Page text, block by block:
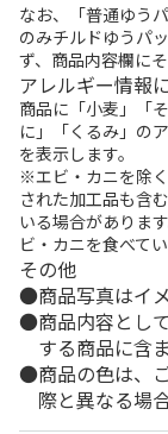
なお、「普通ゆう
のみチルドゆうパ
ず、商品内容欄に
アレルギー情報
商品に「小麦」「
に」「くるみ」の
を表示します。
※エビ・カニを除
された加工品も含
いる場合がありま
ビ・カニを食べて
その他
商品写真はイ
商品内容とし
する商品に含
商品の色は、
際と異なる場